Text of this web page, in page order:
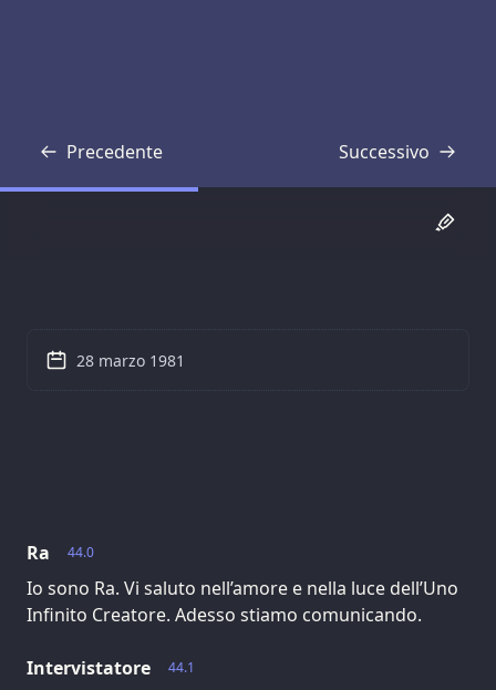
Precedente
Trascrizione Successivo
Trascrizione
44.0
Ra
Io sono Ra. Vi saluto nell’amore e nella luce dell’Uno
Infinito Creatore. Adesso stiamo comunicando.
44.1
Intervistatore
28 marzo 1981